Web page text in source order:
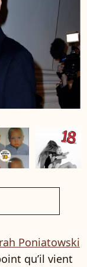
Poniatowski
qu’il vient